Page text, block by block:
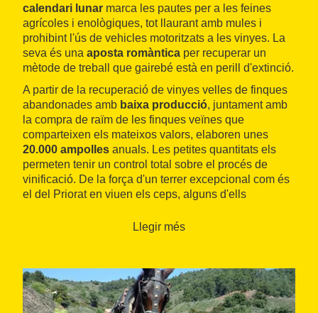
calendari lunar marca les pautes per a les feines
agrícoles i enològiques, tot llaurant amb mules i
prohibint l'ús de vehicles motoritzats a les vinyes. La
seva és una aposta romàntica per recuperar un
mètode de treball que gairebé està en perill d'extinció.
A partir de la recuperació de vinyes velles de finques
abandonades amb baixa producció, juntament amb
la compra de raïm de les finques veïnes que
comparteixen els mateixos valors, elaboren unes
20.000 ampolles anuals. Les petites quantitats els
permeten tenir un control total sobre el procés de
vinificació. De la força d'un terrer excepcional com és
el del Priorat en viuen els ceps, alguns d'ells
altres. Tot plegat es tradueix en aquests vins negres
Pel que fa a
les visites, en anglès, francès i alemany
(a més del català i el castellà), s'han de reservar amb
anterioritat i inclouen tant l'aproximació al celler o a
Llegir més